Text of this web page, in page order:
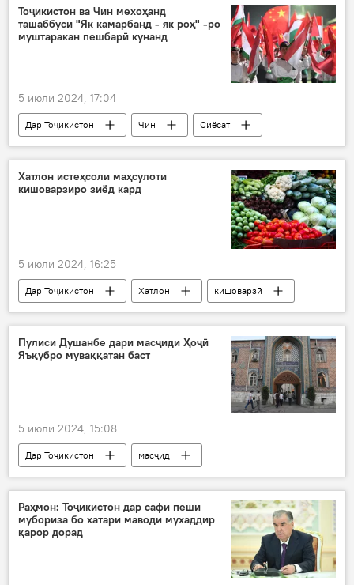
амалиёти вижа
Тоҷикистон ва Чин мехоҳанд
ташаббуси "Як камарбанд - як роҳ" -ро
муштаракан пешбарӣ кунанд
5 июли 2024, 17:04
Дар Тоҷикистон Чин
Сиёсат
Си Ҷинпин
Хатлон истеҳсоли маҳсулоти
кишоварзиро зиёд кард
5 июли 2024, 16:25
Дар Тоҷикистон Хатлон кишоварзӣ
Пулиси Душанбе дари масҷиди Ҳоҷӣ
Яъқубро муваққатан баст
5 июли 2024, 15:08
Дар Тоҷикистон
масҷид
Раёсати ВКД ҶТ дар шаҳри Душанбе
Иҷтимоъ
Раҳмон: Тоҷикистон дар сафи пеши
мубориза бо хатари маводи мухаддир
қарор дорад